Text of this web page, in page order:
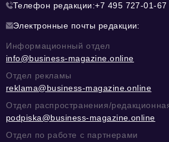
Телефон редакции:+7 495 727-01-67
Электронные почты редакции:
Информационный отдел
info@business-magazine.online
Отдел рекламы
reklama@business-magazine.online
Отдел распространения/
podpiska@business-magazine.online
Отдел по работе с партнерами